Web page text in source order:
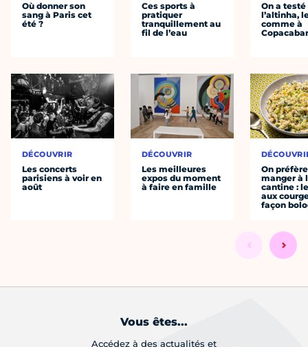
Où donner son
sang à Paris cet
été ?
DÉCOUVRIR
Les concerts
parisiens à voir en
août
Ces sports à
pratiquer
tranquillement au
fil de l’eau
DÉCOUVRIR
Les meilleures
expos du moment
à faire en famille
On a testé
l’altinha,
comme à
On préfère
manger à
cantine :
aux
façon
Vous êtes...
Accédez à des actualités et